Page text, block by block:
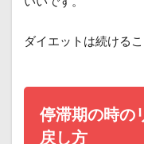
ダイエットは続けるこ
停滞期の時の
戻し方